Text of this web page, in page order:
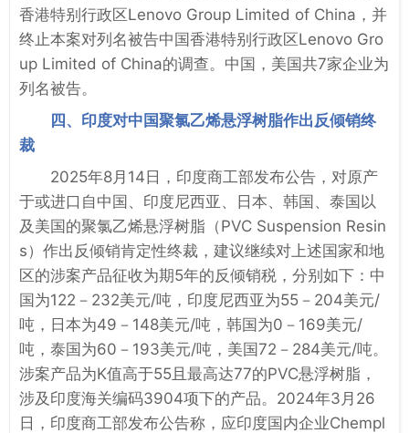
香港特别行政区Lenovo Group Limited of China，并
终止本案对列名被告中国香港特别行政区Lenovo Gro
up Limited of China的调查。中国，美国共7家企业为
列名被告。
四、印度对中国聚氯乙烯悬浮树脂作出反倾销终
裁
2025年8月14日，印度商工部发布公告，对原产
于或进口自中国、印度尼西亚、日本、韩国、泰国以
及美国的聚氯乙烯悬浮树脂（PVC Suspension Resin
s）作出反倾销肯定性终裁，建议继续对上述国家和地
区的涉案产品征收为期5年的反倾销税，分别如下：中
国为122－232美元/吨，印度尼西亚为55－204美元/
吨，日本为49－148美元/吨，韩国为0－169美元/
吨，泰国为60－193美元/吨，美国72－284美元/吨。
涉案产品为K值高于55且最高达77的PVC悬浮树脂，
涉及印度海关编码3904项下的产品。2024年3月26
日，印度商工部发布公告称，应印度国内企业Chempl